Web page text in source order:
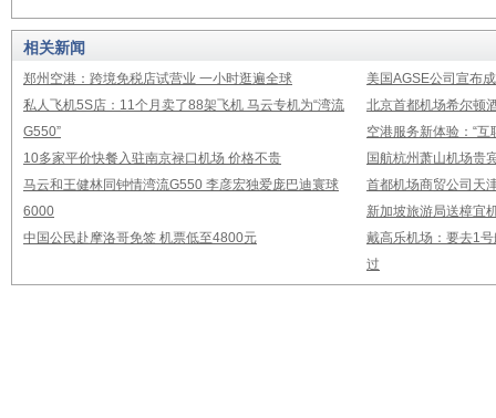
相关新闻
郑州空港：跨境免税店试营业 一小时逛遍全球
美国AGSE公司宣布
私人飞机5S店：11个月卖了88架飞机 马云专机为“湾流
G550”
北京首都机场希尔顿
空港服务新体验：“互
10多家平价快餐入驻南京禄口机场 价格不贵
国航杭州萧山机场贵
马云和王健林同钟情湾流G550 李彦宏独爱庞巴迪寰球
6000
首都机场商贸公司天
新加坡旅游局送樟宜
中国公民赴摩洛哥免签 机票低至4800元
戴高乐机场：要去1
过